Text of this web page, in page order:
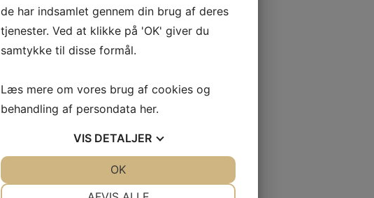
de har indsamlet gennem din brug af deres
tjenester. Ved at klikke på 'OK' giver du
samtykke til disse formål.
Læs mere om vores brug af cookies og
behandling af persondata her.
VIS DETALJER
OK